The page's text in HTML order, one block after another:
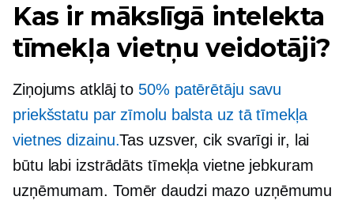
Kas ir mākslīgā intelekta
tīmekļa vietņu veidotāji?
Ziņojums atklāj to 50% patērētāju savu
priekšstatu par zīmolu balsta uz tā tīmekļa
vietnes dizainu.Tas uzsver, cik svarīgi ir, lai
būtu labi izstrādāts tīmekļa vietne jebkuram
uzņēmumam. Tomēr daudzi mazo uzņēmumu